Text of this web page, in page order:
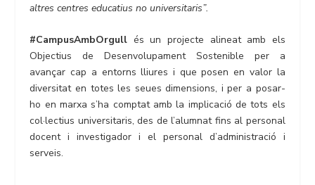
altres centres educatius no universitaris”.
#CampusAmbOrgull és un projecte alineat amb els
Objectius de Desenvolupament Sostenible per a
avançar cap a entorns lliures i que posen en valor la
diversitat en totes les seues dimensions, i per a posar-
ho en marxa s’ha comptat amb la implicació de tots els
col·lectius universitaris, des de l’alumnat fins al personal
docent i investigador i el personal d’administració i
serveis.